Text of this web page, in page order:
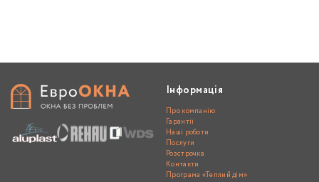
Інформація
Про компанію
Гарантії
Наші роботи
Послуги
Розстрочка
Контакти
Програма «Теплий дім»